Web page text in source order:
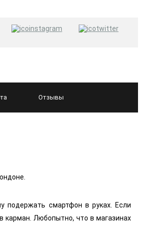
Отзывы
подержать смартфон в руках. Если
карман. Любопытно, что в магазинах